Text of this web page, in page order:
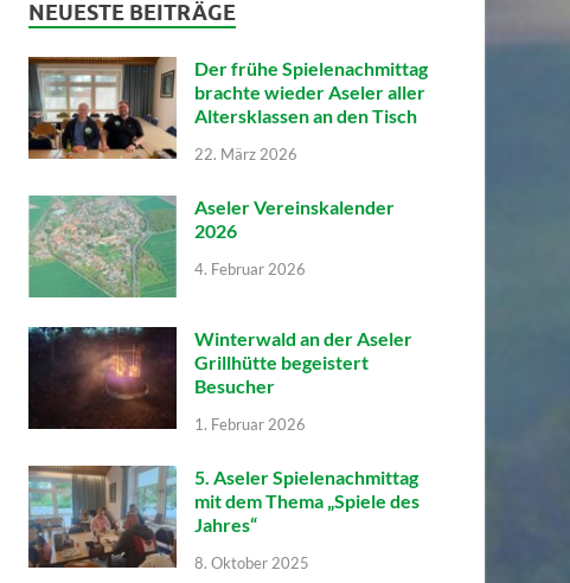
NEUESTE BEITRÄGE
Der frühe Spielenachmittag
brachte wieder Aseler aller
Altersklassen an den Tisch
22. März 2026
Aseler Vereinskalender
2026
4. Februar 2026
Winterwald an der Aseler
Grillhütte begeistert
Besucher
1. Februar 2026
5. Aseler Spielenachmittag
mit dem Thema „Spiele des
Jahres“
8. Oktober 2025